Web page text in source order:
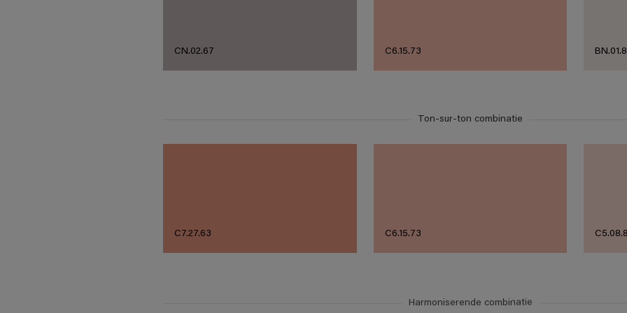
CN.02.67 C6.15.73
Ton-sur-ton combinatie
C7.27.63 C6.15.73
Harmoniserende combinatie